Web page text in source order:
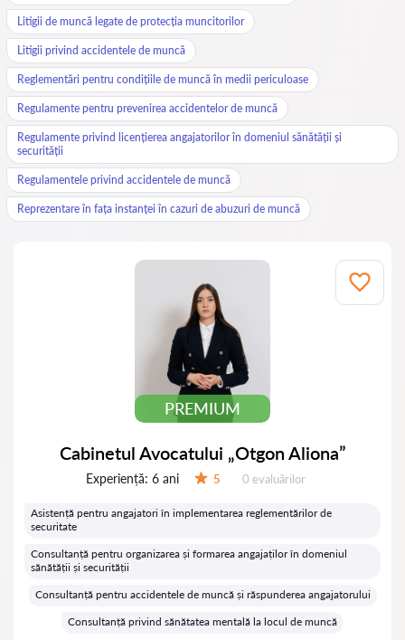
Litigii de muncă legate de protecția muncitorilor
Litigii privind accidentele de muncă
Reglementări pentru condițiile de muncă în medii periculoase
Regulamente pentru prevenirea accidentelor de muncă
Regulamente privind licențierea angajatorilor în domeniul sănătății și
securității
Regulamentele privind accidentele de muncă
Reprezentare în fața instanței în cazuri de abuzuri de muncă
PREMIUM
Cabinetul Avocatului „Otgon Aliona”
Experiență: 6 ani 5 Evaluărilor:
0 evaluărilor
Asistență pentru angajatori în implementarea reglementărilor de
securitate
Consultanță pentru organizarea și formarea angajaților în domeniul
sănătății și securității
Consultanță pentru accidentele de muncă și răspunderea angajatorului
Consultanță privind sănătatea mentală la locul de muncă